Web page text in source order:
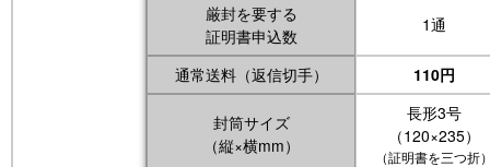
厳封を要する
証明書申込数
1通
通常送料（返信切手） 110円
封筒サイズ
（縦×横mm）
長形3号
（120×235）
（証明書を三つ折